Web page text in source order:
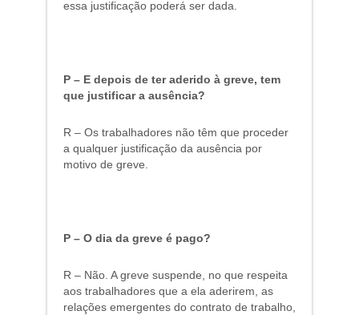
essa justificação poderá ser dada.
P – E depois de ter aderido à greve, tem
que justificar a ausência?
R – Os trabalhadores não têm que proceder
a qualquer justificação da ausência por
motivo de greve.
P – O dia da greve é pago?
R – Não. A greve suspende, no que respeita
aos trabalhadores que a ela aderirem, as
relações emergentes do contrato de trabalho,